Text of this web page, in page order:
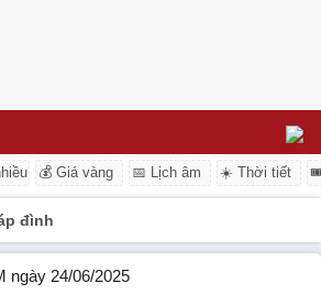
💰 Giá vàng 📅 Lịch âm ☀️ Thời tiết
đình
ngày 24/06/2025